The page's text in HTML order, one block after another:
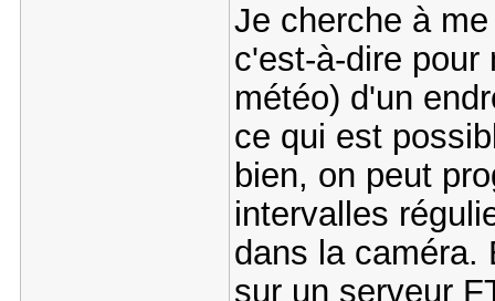
Je cherche à
c'est-à-dire pour
météo) d'un
ce qui est
bien, on peut
intervalles
dans la caméra.
sur un serveur